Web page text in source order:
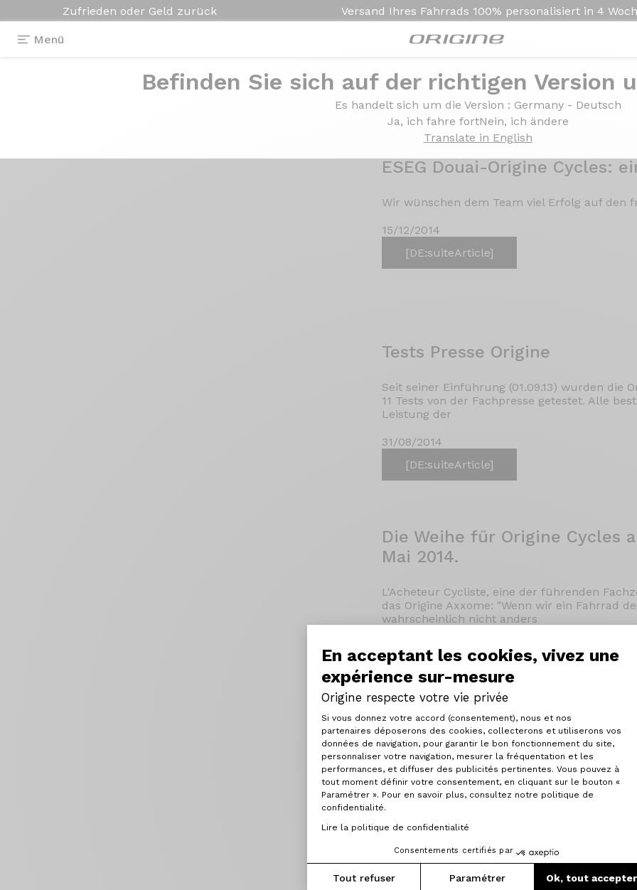
En acceptant les cookies, vivez une
expérience sur-mesure
Origine respecte votre vie privée
Plateforme de Gestion du
Si vous donnez votre accord (consentement), nous et nos
partenaires déposerons des cookies, collecterons et utiliserons vos
données de navigation, pour garantir le bon fonctionnement du site,
personnaliser votre navigation, mesurer la fréquentation et les
performances, et diffuser des publicités pertinentes. Vous pouvez à
tout moment définir votre consentement, en cliquant sur le bouton «
Paramétrer ». Pour en savoir plus, consultez notre politique de
confidentialité.
Lire la politique de confidentialité
Consentements certifiés par
Tout refuser Paramétrer Ok, tout accepter
Axeptio consent
Zufrieden oder Geld zurück Versand Ihres Fahrrads 100% personalisiert in 4
Menü
Befinden Sie sich auf der richtigen Version
Es handelt sich um die Version : Germany - Deutsch
Ja, ich fahre fortNein, ich ändere
Translate in English
NachrichtenHerkunft
<< < 12 13 14 15 16>>>
ESEG Douai-Origine Cycles:
Wir wünschen dem Team viel Erfolg auf den
15/12/2014
[DE:suiteArticle]
Tests Presse Origine
Seit seiner Einführung (01.09.13) wurden die
11 Tests von der Fachpresse getestet. Alle
Leistung der
31/08/2014
[DE:suiteArticle]
Die Weihe für Origine Cycles
Mai 2014.
L'Acheteur Cycliste, eine der führenden
das Origine Axxome: "Wenn wir ein Fahrrad
wahrscheinlich nicht anders
02/05/2014
1. Sieg der ESEG Douai auf
Axxome
50 Jahre nach Eddy Merckx gewinnt Matthias
von Brüssel-Opwijk auf einem Origine
08/03/2014
[DE:suiteArticle]